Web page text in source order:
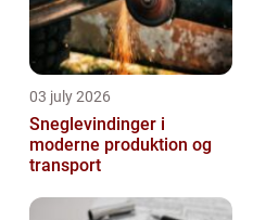
03 july 2026
Sneglevindinger i
moderne produktion og
transport